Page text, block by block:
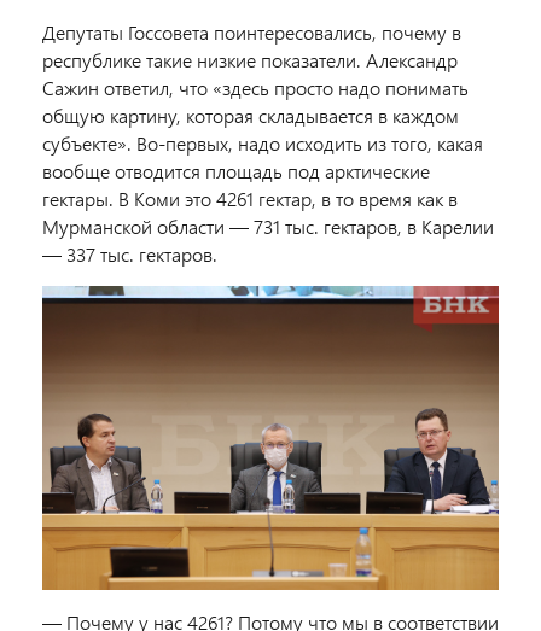
Депутаты Госсовета поинтересовались, почему в
республике такие низкие показатели. Александр
Сажин ответил, что «здесь просто надо понимать
общую картину, которая складывается в каждом
субъекте». Во-первых, надо исходить из того, какая
вообще отводится площадь под арктические
гектары. В Коми это 4261 гектар, в то время как в
Мурманской области — 731 тыс. гектаров, в Карелии
— 337 тыс. гектаров.
— Почему у нас 4261? Потому что мы в соответствии